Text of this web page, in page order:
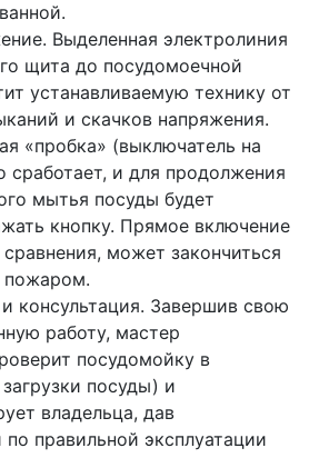
Выделенная электролиния
щита до посудомоечной
устанавливаемую технику от
и скачков напряжения.
«пробка» (выключатель на
сработает, и для продолжения
мытья посуды будет
кнопку. Прямое включение
сравнения, может закончиться
пожаром.
консультация. Завершив свою
работу, мастер
посудомойку в
посуды) и
владельца, дав
правильной эксплуатации